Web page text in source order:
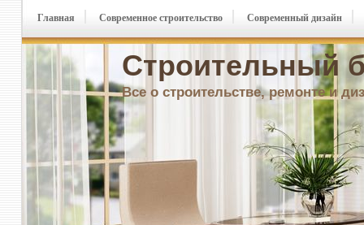
Строительный
Все о строительстве, ремонте и
Главная Современное строительство Современный дизайн